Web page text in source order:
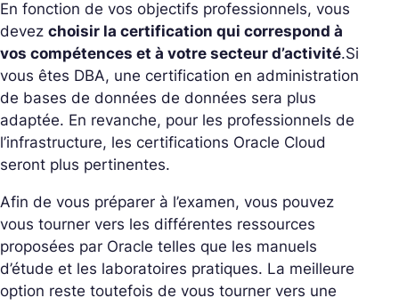
En fonction de vos objectifs professionnels, vous
devez choisir la certification qui correspond à
vos compétences et à votre secteur d’activité.Si
vous êtes DBA, une certification en administration
de bases de données de données sera plus
adaptée. En revanche, pour les professionnels de
l’infrastructure, les certifications Oracle Cloud
seront plus pertinentes.
Afin de vous préparer à l’examen, vous pouvez
vous tourner vers les différentes ressources
proposées par Oracle telles que les manuels
d’étude et les laboratoires pratiques. La meilleure
option reste toutefois de vous tourner vers une